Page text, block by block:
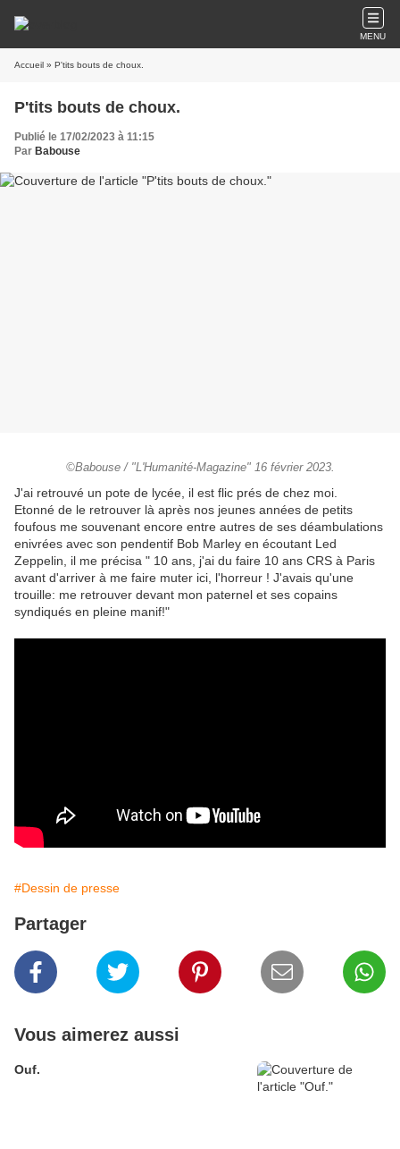
MENU
Accueil » P'tits bouts de choux.
P'tits bouts de choux.
Publié le 17/02/2023 à 11:15
Par Babouse
©Babouse / "L'Humanité-Magazine" 16 février 2023.
J'ai retrouvé un pote de lycée, il est flic prés de chez moi.
Etonné de le retrouver là après nos jeunes années de petits
foufous me souvenant encore entre autres de ses déambulations
enivrées avec son pendentif Bob Marley en écoutant Led
Zeppelin, il me précisa " 10 ans, j'ai du faire 10 ans CRS à Paris
avant d'arriver à me faire muter ici, l'horreur ! J'avais qu'une
trouille: me retrouver devant mon paternel et ses copains
syndiqués en pleine manif!"
#Dessin de presse
Partager
Vous aimerez aussi
Ouf.